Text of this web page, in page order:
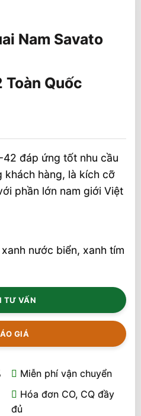
Nam Savato
Toàn Quốc
đáp ứng tốt nhu cầu
khách hàng, là kích cỡ
phần lớn nam giới Việt
nước biển, xanh tím
TƯ VẤN
GIÁ
Miễn phí vận chuyển
Hóa đơn CO, CQ đầy
đủ